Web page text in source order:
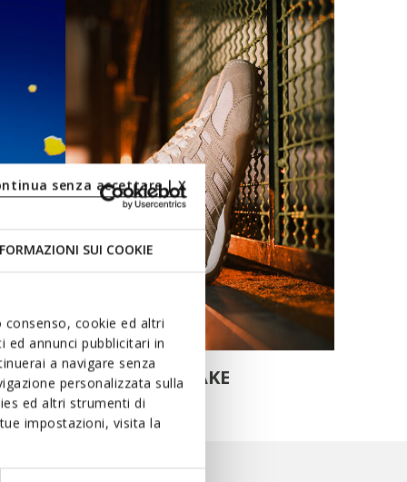
SUI COOKIE
cookie ed altri
ed annunci pubblicitari in
a navigare senza
personalizzata sulla
ed altri strumenti di
impostazioni, visita la
senza accettare | X
SNAKE